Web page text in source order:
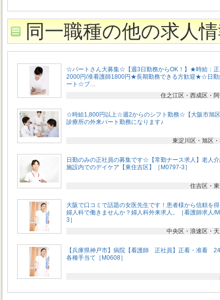
同一職種の他の求人
☆パートさん大募集☆【週3日勤務からOK！】★時給：
2000円/准看護師1800円★長期勤務できる方歓迎★☆日勤
ート☆ブ…
住之江区・西成区・
☆時給1,800円以上☆週2からのシフト勤務☆【大阪市旭
診療所の外来パート勤務になります♪
東淀川区・旭区
日勤のみの正社員の募集です☆【常勤ナース求人】老人
施設内でのデイケア【東住吉区】［M0797-3］
住吉区・
大阪で口コミで話題の女医先生です！患者様から信頼を
婦人科で働きませんか？婦人科外来求人。［看護師求人/
3］
中央区・浪速区・
【兵庫県神戸市】病院【看護師 正社員】正看・准看
各種手当て［M0608］